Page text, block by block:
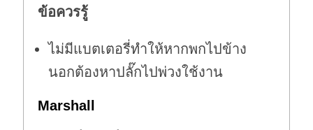
ข้อควรรู้
ไม่มีแบตเตอรี่ทำให้หากพกไปข้าง
นอกต้องหาปลั๊กไปพ่วงใช้งาน
Marshall